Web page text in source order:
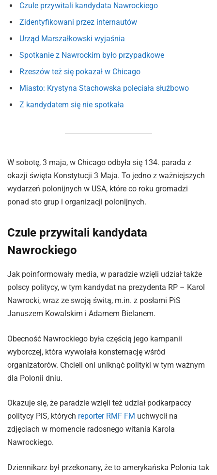
Czule przywitali kandydata Nawrockiego
Zidentyfikowani przez internautów
Urząd Marszałkowski wyjaśnia
Spotkanie z Nawrockim było przypadkowe
Rzeszów też się pokazał w Chicago
Miasto: Krystyna Stachowska poleciała służbowo
Z kandydatem się nie spotkała
W sobotę, 3 maja, w Chicago odbyła się 134. parada z
okazji święta Konstytucji 3 Maja. To jedno z ważniejszych
wydarzeń polonijnych w USA, które co roku gromadzi
ponad sto grup i organizacji polonijnych.
Czule przywitali kandydata
Nawrockiego
Jak poinformowały media, w paradzie wzięli udział także
polscy politycy, w tym kandydat na prezydenta RP – Karol
Nawrocki, wraz ze swoją świtą, m.in. z posłami PiS
Januszem Kowalskim i Adamem Bielanem.
Obecność Nawrockiego była częścią jego kampanii
wyborczej, która wywołała konsternację wśród
organizatorów. Chcieli oni uniknąć polityki w tym ważnym
dla Polonii dniu.
Okazuje się, że paradzie wzięli też udział podkarpaccy
politycy PiS, których reporter RMF FM uchwycił na
zdjęciach w momencie radosnego witania Karola
Nawrockiego.
Dziennikarz był przekonany, że to amerykańska Polonia tak